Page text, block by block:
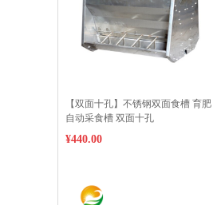
【双面十孔】不锈钢双面食槽 育肥
自动采食槽 双面十孔
¥440.00